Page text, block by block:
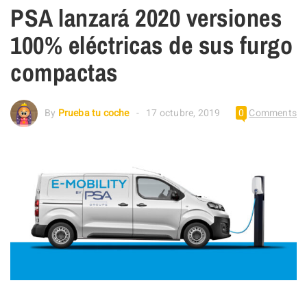
PSA lanzará 2020 versiones
100% eléctricas de sus furgo
compactas
By Prueba tu coche 17 octubre, 2019 0 Comments